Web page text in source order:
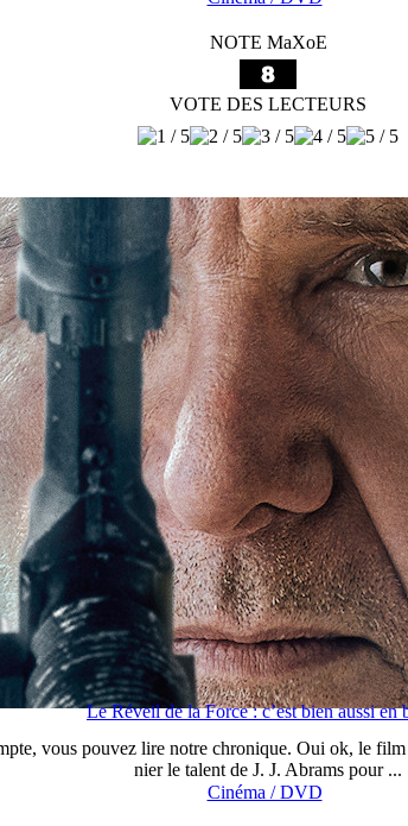
NOTE MaXoE
VOTE DES LECTEURS
Le Réveil de la Force : c’est bien aussi en
vous pouvez lire notre chronique. Oui ok, le
nier le talent de J. J. Abrams pour ...
Cinéma / DVD